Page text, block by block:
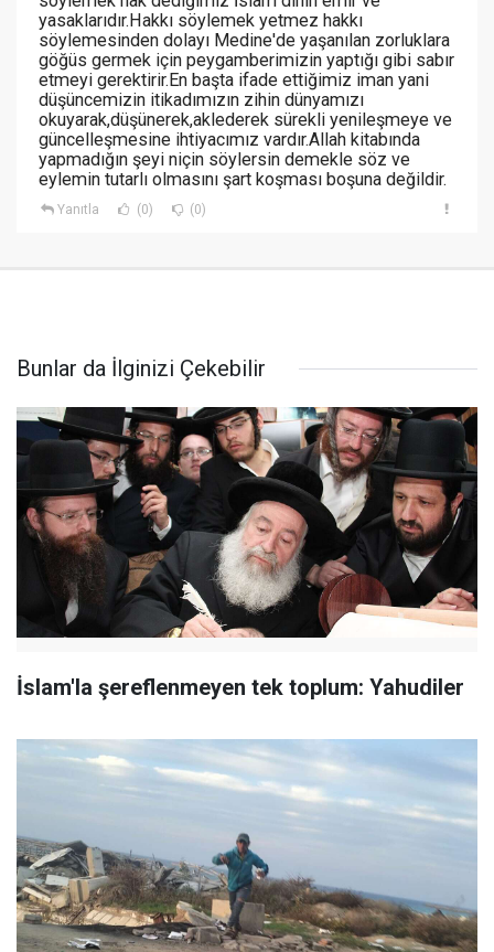
yasaklarıdır.Hakkı söylemek yetmez hakkı
söylemesinden dolayı Medine'de yaşanılan zorluklara
göğüs germek için peygamberimizin yaptığı gibi sabır
etmeyi gerektirir.En başta ifade ettiğimiz iman yani
düşüncemizin itikadımızın zihin dünyamızı
okuyarak,düşünerek,aklederek sürekli yenileşmeye ve
güncelleşmesine ihtiyacımız vardır.Allah kitabında
yapmadığın şeyi niçin söylersin demekle söz ve
eylemin tutarlı olmasını şart koşması boşuna değildir.
Yanıtla (0) (0)
Bunlar da İlginizi Çekebilir
İslam'la şereflenmeyen tek toplum: Yahudiler